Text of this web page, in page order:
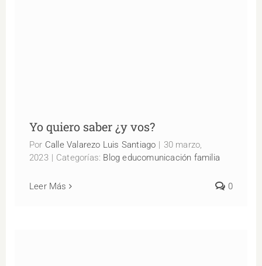
Yo quiero saber ¿y vos?
Por Calle Valarezo Luis Santiago
30 marzo,
2023
Categorías: Blog educomunicación familia
Leer Más 0